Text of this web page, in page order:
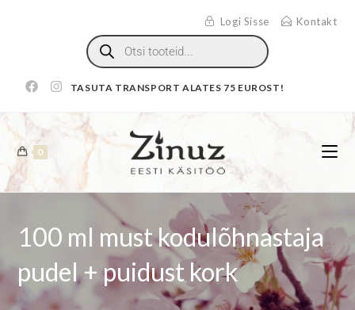
Logi Sisse Kontakt
TASUTA TRANSPORT ALATES 75 EUROST!
0
100 ml must kodulõhnastaja
pudel + puidust kork